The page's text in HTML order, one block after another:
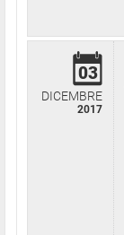
03
DICEMBRE
2017